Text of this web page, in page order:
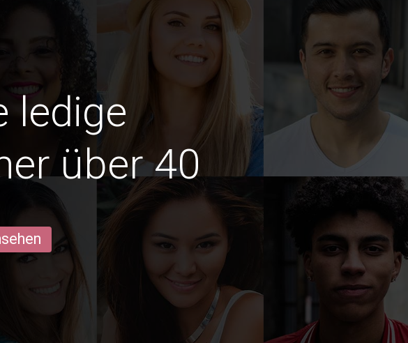
ledige
über 40